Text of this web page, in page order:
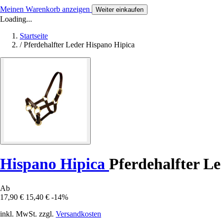
Meinen Warenkorb anzeigen Weiter einkaufen
Loading...
Startseite
/ Pferdehalfter Leder Hispano Hipica
Hispano Hipica Pferdehalfter
Ab
17,90 € 15,40 € -14%
inkl. MwSt. zzgl. Versandkosten